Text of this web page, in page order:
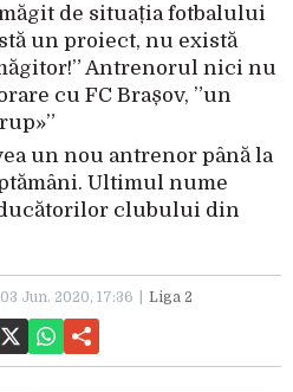
de situația fotbalului
un proiect, nu există
Antrenorul nici nu
cu FC Brașov, ”un
un nou antrenor până la
Ultimul nume
clubului din
03 Jun. 2020, 17:36 Liga 2